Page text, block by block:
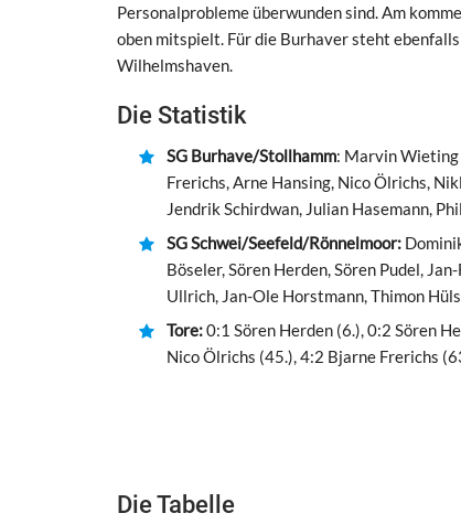
Personalprobleme überwunden sind. Am
oben mitspielt. Für die Burhaver steht
Wilhelmshaven.
Die Statistik
SG Burhave/Stollhamm: Marvin Wieting
Frerichs, Arne Hansing, Nico Ölrichs,
Jendrik Schirdwan, Julian Hasemann,
SG Schwei/Seefeld/Rönnelmoor:
Böseler, Sören Herden, Sören Pudel,
Ullrich, Jan-Ole Horstmann, Thimon
Tore:0:1 Sören Herden (6.), 0:2 Sören
Nico Ölrichs (45.), 4:2 Bjarne Frerichs
Die Tabelle